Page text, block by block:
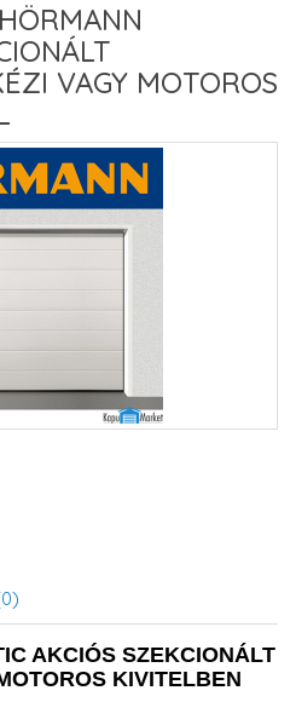
VAGY MOTOROS
AKCIÓS SZEKCIONÁLT
KIVITELBEN